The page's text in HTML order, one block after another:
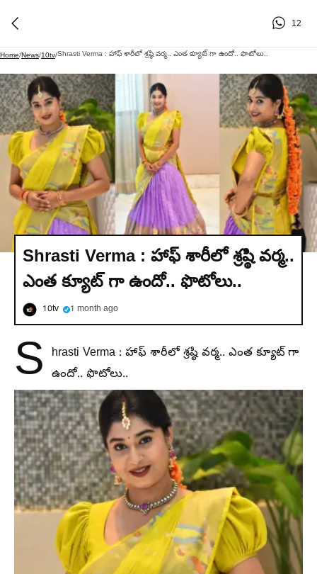
12
Home/News/10tv/Shrasti Verma : హాఫ్ శారీలో శ్రష్ఠి వర్మ.. ఎంత క్యూట్ గా ఉందో.. ఫొటోలు..
Shrasti Verma : హాఫ్ శారీలో శ్రష్ఠి వర్మ..
ఎంత క్యూట్ గా ఉందో.. ఫొటోలు..
10tv 1 month ago
S
hrasti Verma : హాఫ్ శారీలో శ్రష్ఠి వర్మ.. ఎంత క్యూట్ గా
ఉందో.. ఫొటోలు..